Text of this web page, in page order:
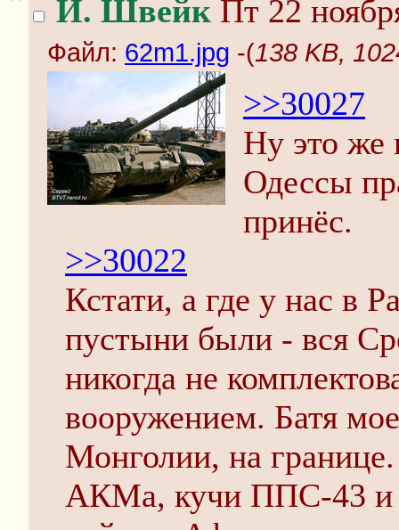
Й. Швейк Пт 22
Файл: 62m1.jpg -(138 KB,
>>30027
Ну это же
Одессы
принёс.
>>30022
Кстати, а где у нас в
пустыни были - вся
никогда не
вооружением. Батя
Монголии, на
АКМа, кучи ППС-43 и